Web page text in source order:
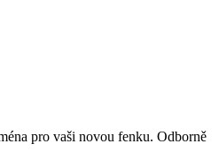
pro vaši novou fenku. Odborně